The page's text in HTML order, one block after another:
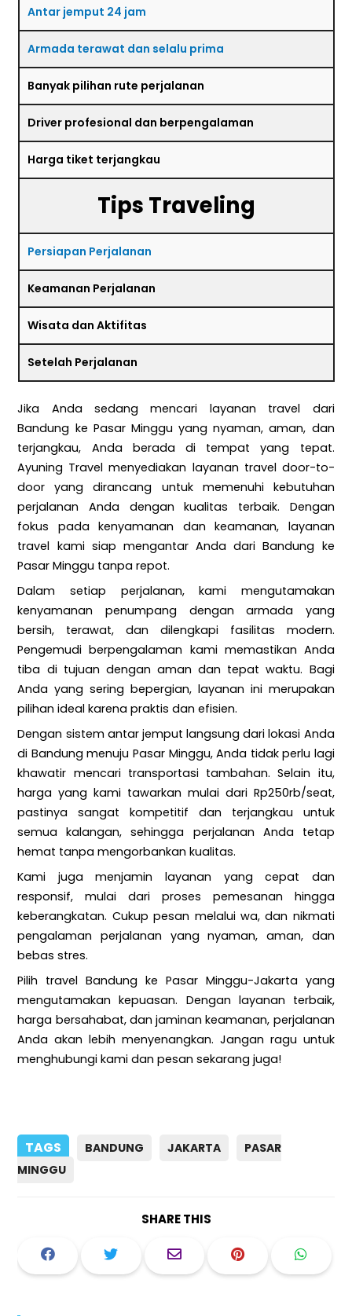
Antar jemput 24 jam
Armada terawat dan selalu prima
Banyak pilihan rute perjalanan
Driver profesional dan berpengalaman
Harga tiket terjangkau
Tips Traveling
Persiapan Perjalanan
Keamanan Perjalanan
Wisata dan Aktifitas
Setelah Perjalanan
Jika Anda sedang mencari layanan travel dari
Bandung ke Pasar Minggu yang nyaman, aman, dan
terjangkau, Anda berada di tempat yang tepat.
Ayuning Travel menyediakan layanan travel door-to-
door yang dirancang untuk memenuhi kebutuhan
perjalanan Anda dengan kualitas terbaik. Dengan
fokus pada kenyamanan dan keamanan, layanan
travel kami siap mengantar Anda dari Bandung ke
Pasar Minggu tanpa repot.
Dalam setiap perjalanan, kami mengutamakan
kenyamanan penumpang dengan armada yang
bersih, terawat, dan dilengkapi fasilitas modern.
Pengemudi berpengalaman kami memastikan Anda
tiba di tujuan dengan aman dan tepat waktu. Bagi
Anda yang sering bepergian, layanan ini merupakan
pilihan ideal karena praktis dan efisien.
Dengan sistem antar jemput langsung dari lokasi Anda
di Bandung menuju Pasar Minggu, Anda tidak perlu lagi
khawatir mencari transportasi tambahan. Selain itu,
harga yang kami tawarkan mulai dari Rp250rb/seat,
pastinya sangat kompetitif dan terjangkau untuk
semua kalangan, sehingga perjalanan Anda tetap
hemat tanpa mengorbankan kualitas.
Kami juga menjamin layanan yang cepat dan
responsif, mulai dari proses pemesanan hingga
keberangkatan. Cukup pesan melalui wa, dan nikmati
pengalaman perjalanan yang nyaman, aman, dan
bebas stres.
Pilih travel Bandung ke Pasar Minggu-Jakarta yang
mengutamakan kepuasan. Dengan layanan terbaik,
harga bersahabat, dan jaminan keamanan, perjalanan
Anda akan lebih menyenangkan. Jangan ragu untuk
menghubungi kami dan pesan sekarang juga!
TAGS BANDUNG JAKARTA
PASAR
MINGGU
SHARE THIS